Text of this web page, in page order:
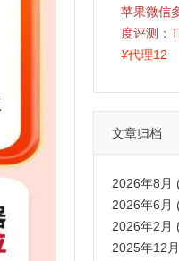
苹果微信
度评测：
拍卡激活
¥代理12
文章归档
2026年8月
2026年6月
2026年2月
2025年12